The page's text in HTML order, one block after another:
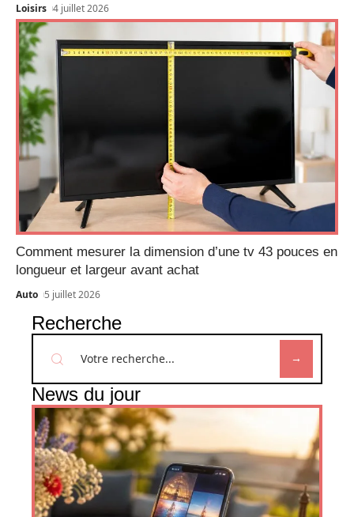
Loisirs 4 juillet 2026
Comment mesurer la dimension d’une tv 43 pouces en
longueur et largeur avant achat
Auto 5 juillet 2026
Recherche
News du jour